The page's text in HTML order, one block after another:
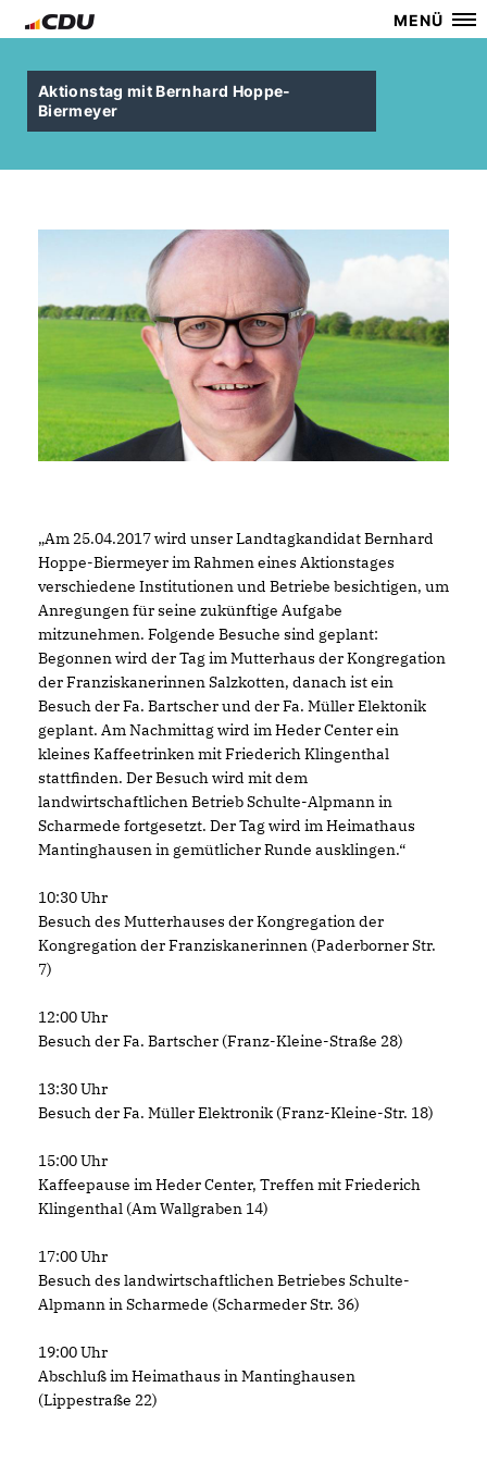
MENÜ
Aktionstag mit Bernhard Hoppe-
Biermeyer
Am 25.04.2017 wird unser Landtagkandidat Bernhard
Hoppe-Biermeyer im Rahmen eines Aktionstages
verschiedene Institutionen und Betriebe besichtigen, um
Anregungen für seine zukünftige Aufgabe
mitzunehmen. Folgende Besuche sind geplant:
Begonnen wird der Tag im Mutterhaus der Kongregation
der Franziskanerinnen Salzkotten, danach ist ein
Besuch der Fa. Bartscher und der Fa. Müller Elektonik
geplant. Am Nachmittag wird im Heder Center ein
kleines Kaffeetrinken mit Friederich Klingenthal
stattfinden. Der Besuch wird mit dem
landwirtschaftlichen Betrieb Schulte-Alpmann in
Scharmede fortgesetzt. Der Tag wird im Heimathaus
Mantinghausen in gemütlicher Runde ausklingen.“
10:30 Uhr
Besuch des Mutterhauses der Kongregation der
Kongregation der Franziskanerinnen (Paderborner Str.
7)
12:00 Uhr
Besuch der Fa. Bartscher (Franz-Kleine-Straße 28)
13:30 Uhr
Besuch der Fa. Müller Elektronik (Franz-Kleine-Str. 18)
15:00 Uhr
Kaffeepause im Heder Center, Treffen mit Friederich
Klingenthal (Am Wallgraben 14)
17:00 Uhr
Besuch des landwirtschaftlichen Betriebes Schulte-
Alpmann in Scharmede (Scharmeder Str. 36)
19:00 Uhr
Abschluß im Heimathaus in Mantinghausen
(Lippestraße 22)